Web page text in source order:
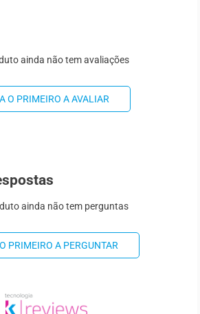
ainda não tem avaliações
O PRIMEIRO A AVALIAR
ainda não tem perguntas
PRIMEIRO A PERGUNTAR